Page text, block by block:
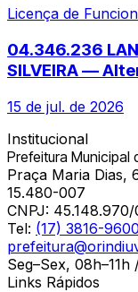
Licença de
04.346.236
SILVEIRA —
15 de jul. de 2026
Institucional
Prefeitura Municipal
Praça Maria Dias,
15.480-007
CNPJ:
Tel: (17) 3816-9600
Seg–Sex, 08h–11h
Links Rápidos